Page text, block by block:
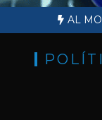
AL
de